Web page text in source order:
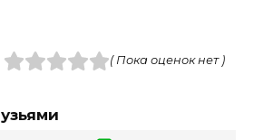
( Пока оценок нет )